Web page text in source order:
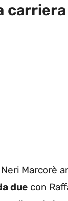
Marcorè
due con